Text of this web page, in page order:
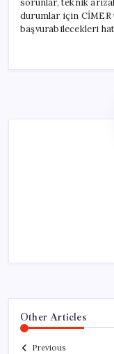
durumlar için
başvurabilecekleri
Other Articles
Previous